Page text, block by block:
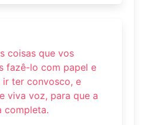
coisas que vos
fazê-lo com papel e
ter convosco, e
viva voz, para que a
completa.